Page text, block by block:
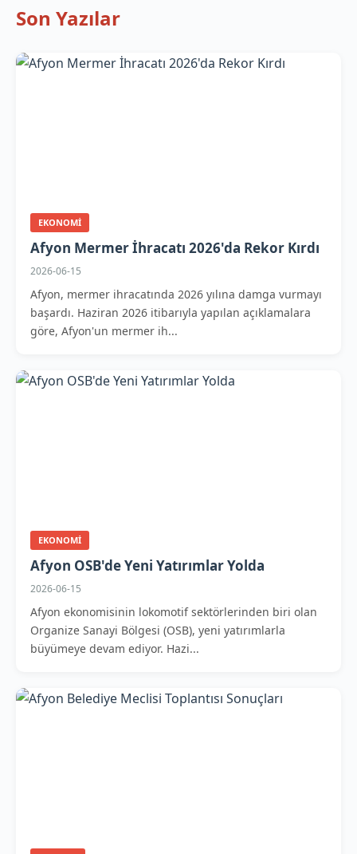
Son Yazılar
EKONOMI
Afyon Mermer İhracatı 2026'da Rekor Kırdı
2026-06-15
Afyon, mermer ihracatında 2026 yılına damga vurmayı
başardı. Haziran 2026 itibarıyla yapılan açıklamalara
göre, Afyon'un mermer ih...
EKONOMI
Afyon OSB'de Yeni Yatırımlar Yolda
2026-06-15
Afyon ekonomisinin lokomotif sektörlerinden biri olan
Organize Sanayi Bölgesi (OSB), yeni yatırımlarla
büyümeye devam ediyor. Hazi...